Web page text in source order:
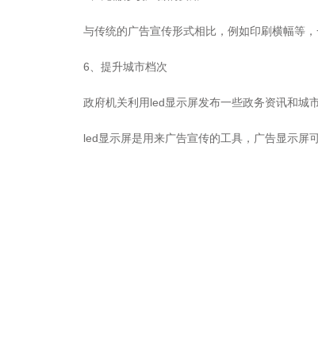
与传统的广告宣传形式相比，例如印刷横幅等
6、提升城市档次
政府机关利用led显示屏发布一些政务资讯和城
led显示屏是用来广告宣传的工具，广告显示屏